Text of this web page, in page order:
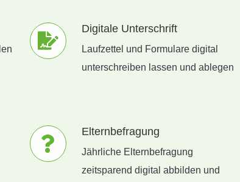
Digitale Unterschrift
Laufzettel und Formulare digital
unterschreiben lassen und ablegen
Elternbefragung
Jährliche Elternbefragung
zeitsparend digital abbilden und